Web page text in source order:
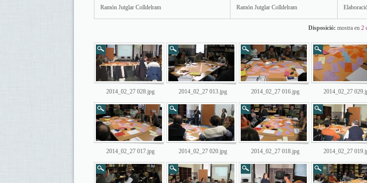
Ramón Jutglar Colldelram Ramón Jutglar Colldelram
Disposició: mostra en 2
2014_02_27 028.jpg 2014_02_27 013.jpg 2014_02_27 016.jpg 2014_02_27
2014_02_27 017.jpg 2014_02_27 020.jpg 2014_02_27 018.jpg 2014_02_27